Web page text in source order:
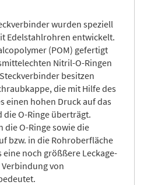
wurden speziell
Edelstahlrohren entwickelt.
(POM) gefertigt
Nitril-O-Ringen
besitzen
die mit Hilfe des
einen hohen Druck auf das
die O-Ringe überträgt.
die O-Ringe sowie die
bzw. in die Rohroberfläche
eine noch größßere Leckage-
von